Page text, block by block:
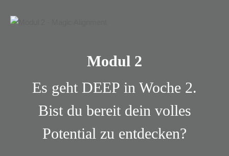
Modul 2
Es geht DEEP in Woche 2.
Bist du bereit dein volles
Potential zu entdecken?